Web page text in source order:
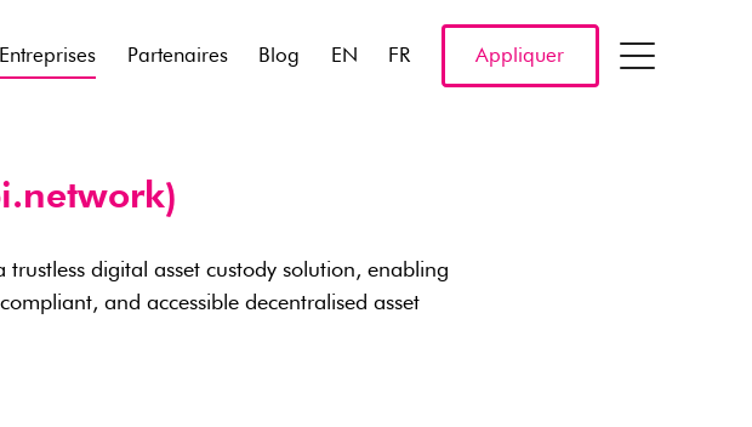
Entreprises Partenaires Blog EN FR Appliquer
digital asset custody solution, enabling
and accessible decentralised asset